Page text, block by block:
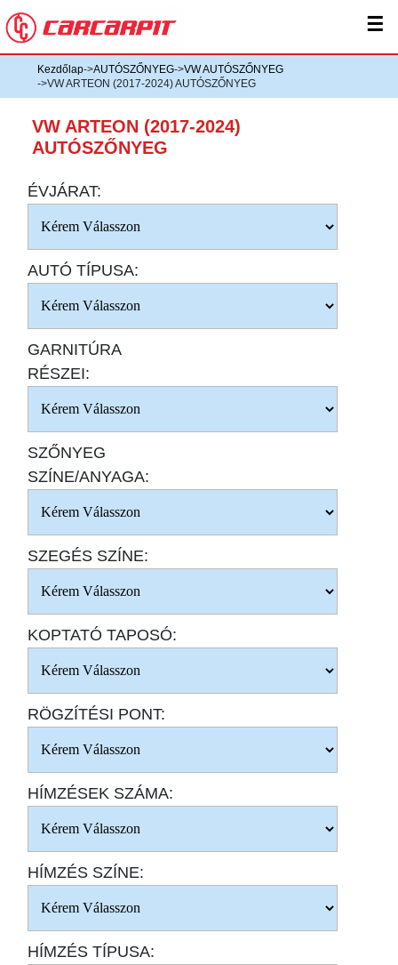
☰
Kezdőlap->AUTÓSZŐNYEG->VW AUTÓSZŐNYEG
->VW ARTEON (2017-2024) AUTÓSZŐNYEG
VW ARTEON (2017-2024)
AUTÓSZŐNYEG
ÉVJÁRAT:
AUTÓ TÍPUSA:
GARNITÚRA
RÉSZEI:
SZŐNYEG
SZÍNE/ANYAGA:
SZEGÉS SZÍNE:
KOPTATÓ TAPOSÓ:
RÖGZÍTÉSI PONT:
HÍMZÉSEK SZÁMA:
HÍMZÉS SZÍNE:
HÍMZÉS TÍPUSA: